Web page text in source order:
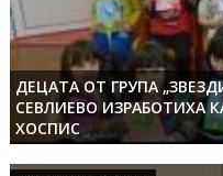
ДЕЦАТА ОТ ГРУПА
СЕВЛИЕВО ИЗРАБОТИХА
ХОСПИС